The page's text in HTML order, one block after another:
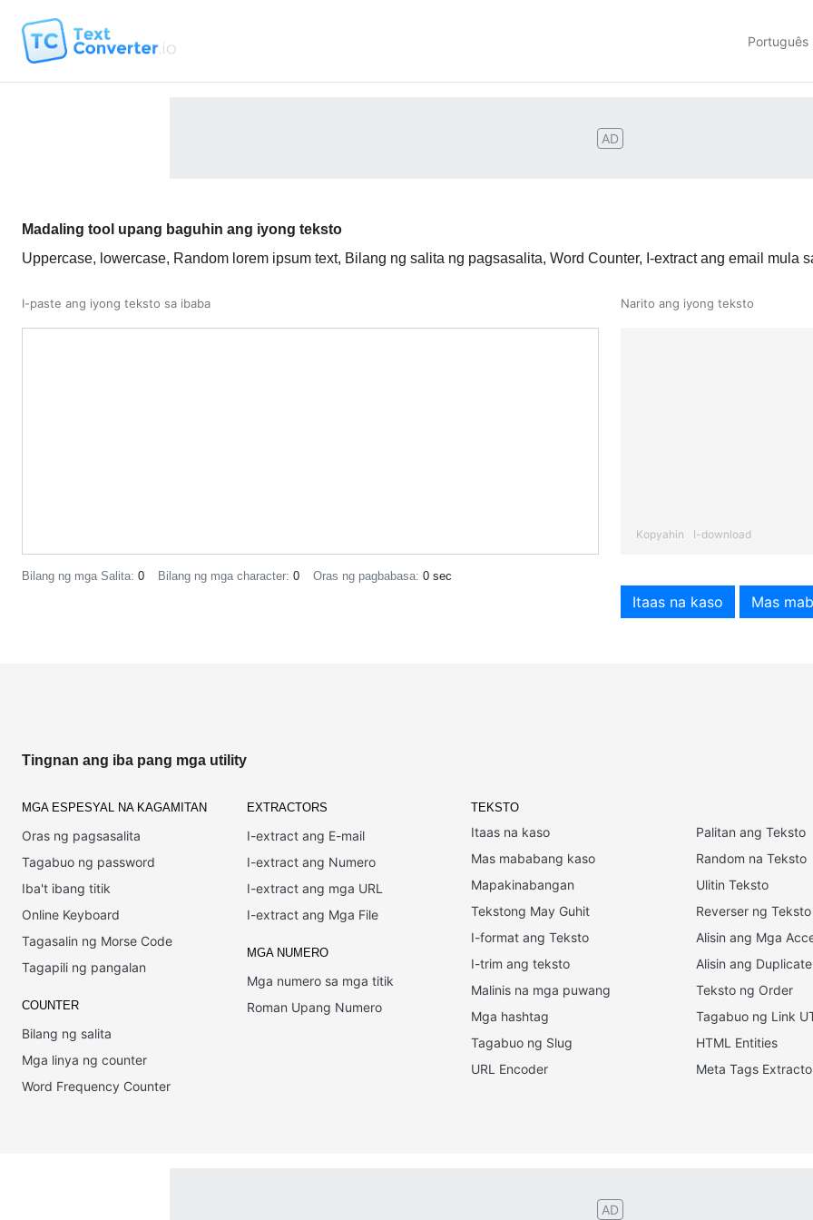
Português
AD
Madaling tool upang baguhin ang iyong teksto
Uppercase, lowercase, Random lorem ipsum text, Bilang ng salita ng pagsasalita, Word Counter, I-extract ang email mula
I-paste ang iyong teksto sa ibaba
Bilang ng mga Salita: 0 Bilang ng mga character: 0 Oras ng pagbabasa: 0 sec
Narito ang iyong teksto
Kopyahin I-download
Itaas na kaso Mas
Tingnan ang iba pang mga utility
MGA ESPESYAL NA KAGAMITAN
Oras ng pagsasalita
Tagabuo ng password
Iba't ibang titik
Online Keyboard
Tagasalin ng Morse Code
Tagapili ng pangalan
COUNTER
Bilang ng salita
Mga linya ng counter
Word Frequency Counter
EXTRACTORS
I-extract ang E-mail
I-extract ang Numero
I-extract ang mga URL
I-extract ang Mga File
MGA NUMERO
Mga numero sa mga titik
Roman Upang Numero
TEKSTO
Itaas na kaso
Mas mababang kaso
Mapakinabangan
Tekstong May Guhit
I-format ang Teksto
I-trim ang teksto
Malinis na mga puwang
Mga hashtag
Tagabuo ng Slug
URL Encoder
Palitan ang Teksto
Random na Teksto
Ulitin Teksto
Reverser ng Teksto
Alisin ang Mga
Alisin ang Duplicate
Teksto ng Order
Tagabuo ng Link
HTML Entities
Meta Tags